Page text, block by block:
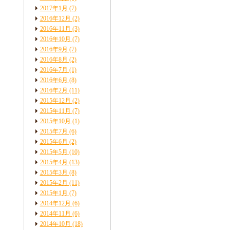
2017年1月 (7)
2016年12月 (2)
2016年11月 (3)
2016年10月 (7)
2016年9月 (7)
2016年8月 (2)
2016年7月 (1)
2016年6月 (8)
2016年2月 (11)
2015年12月 (2)
2015年11月 (7)
2015年10月 (1)
2015年7月 (6)
2015年6月 (2)
2015年5月 (10)
2015年4月 (13)
2015年3月 (8)
2015年2月 (11)
2015年1月 (7)
2014年12月 (6)
2014年11月 (6)
2014年10月 (18)